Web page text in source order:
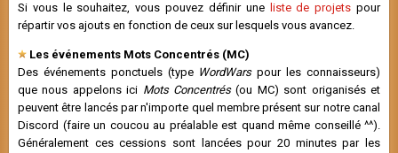
Si vous le souhaitez, vous pouvez définir une liste de projets pour
répartir vos ajouts en fonction de ceux sur lesquels vous avancez.
Les événements Mots Concentrés (MC)
Des événements ponctuels (type WordWarspour les connaisseurs)
que nous appelons ici Mots Concentrés(ou MC) sont origanisés et
peuvent être lancés par n'importe quel membre présent sur notre canal
Discord (faire un coucou au préalable est quand même conseillé ^^).
Généralement ces cessions sont lancées pour 20 minutes par les